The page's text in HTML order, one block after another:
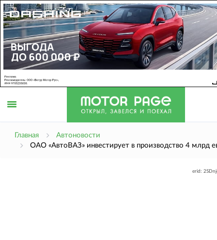
Главная
Автоновости
ОАО «АвтоВАЗ» инвестирует в производство 4 млрд
erid: